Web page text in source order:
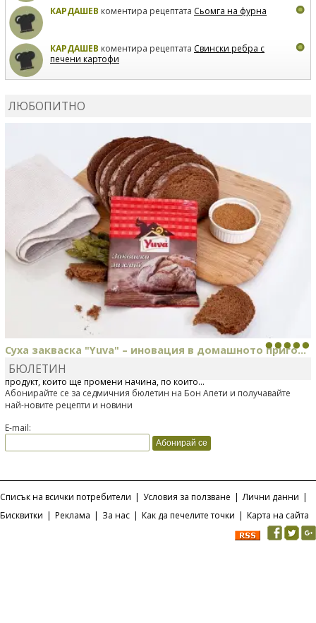
КАРДАШЕВ коментира рецептата Сьомга на фурна
КАРДАШЕВ коментира рецептата Свински ребра с
печени картофи
ЛЮБОПИТНО
Суха закваска "Yuva" – иновация в домашното приго...
Отскоро Лесафр България стартира предлагането на изцяло нов
продукт, който ще промени начина, по който...
БЮЛЕТИН
Абонирайте се за седмичния бюлетин на Бон Апети и получавайте
най-новите рецепти и новини
E-mail:
Списък на всички потребители | Условия за ползване | Лични данни |
Бисквитки | Реклама | За нас | Как да печелите точки | Карта на сайта